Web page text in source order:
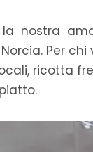
nostra
Per chi
ricotta